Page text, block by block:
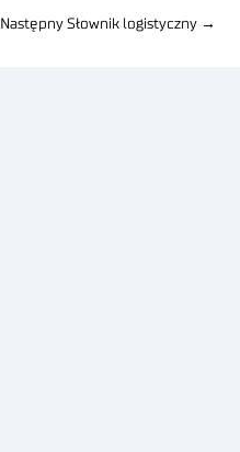
Następny Słownik logistyczny →